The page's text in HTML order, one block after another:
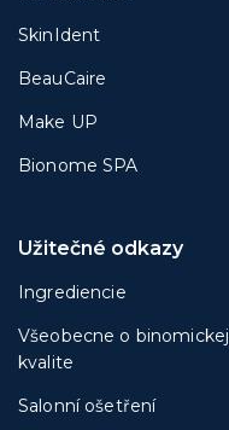
SkinIdent
BeauCaire
Make UP
Bionome SPA
Užitečné odkazy
Ingrediencie
Všeobecne o binomickej
kvalite
Salonní ošetření